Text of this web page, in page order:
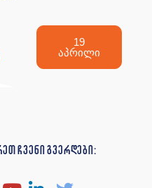
19
აპრილი
ჩვენი გვერდები: